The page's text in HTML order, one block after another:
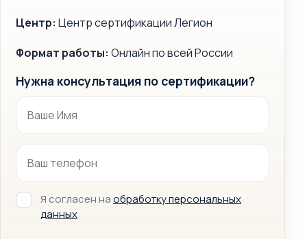
Центр: Центр сертификации Легион
Формат работы: Онлайн по всей России
Нужна консультация по сертификации?
Я согласен наобработку персональных
данных